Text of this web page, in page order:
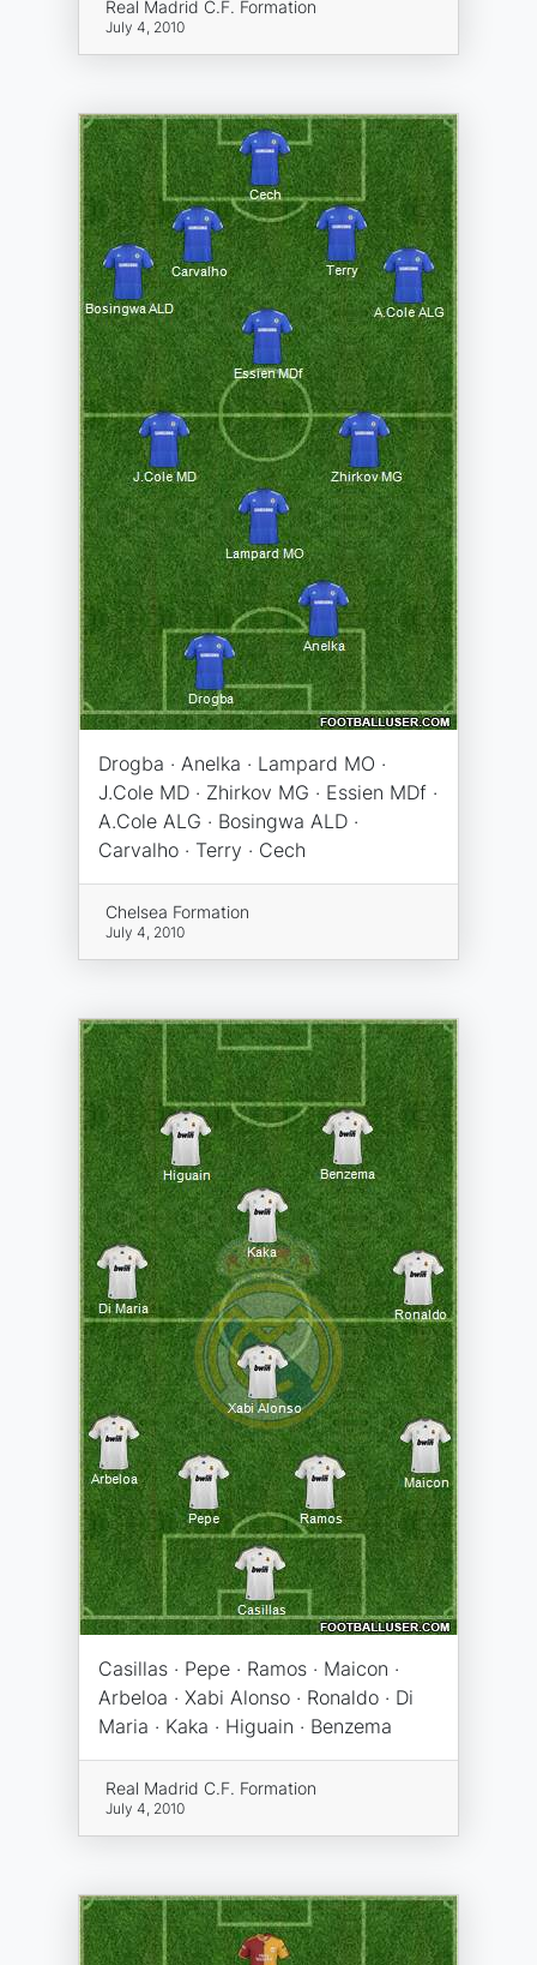
Real Madrid C.F. Formation
July 4, 2010
Drogba · Anelka · Lampard MO ·
J.Cole MD · Zhirkov MG · Essien MDf ·
A.Cole ALG · Bosingwa ALD ·
Carvalho · Terry · Cech
Chelsea Formation
July 4, 2010
Casillas · Pepe · Ramos · Maicon ·
Arbeloa · Xabi Alonso · Ronaldo · Di
Maria · Kaka · Higuain · Benzema
Real Madrid C.F. Formation
July 4, 2010